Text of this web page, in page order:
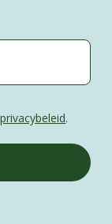
privacybeleid.